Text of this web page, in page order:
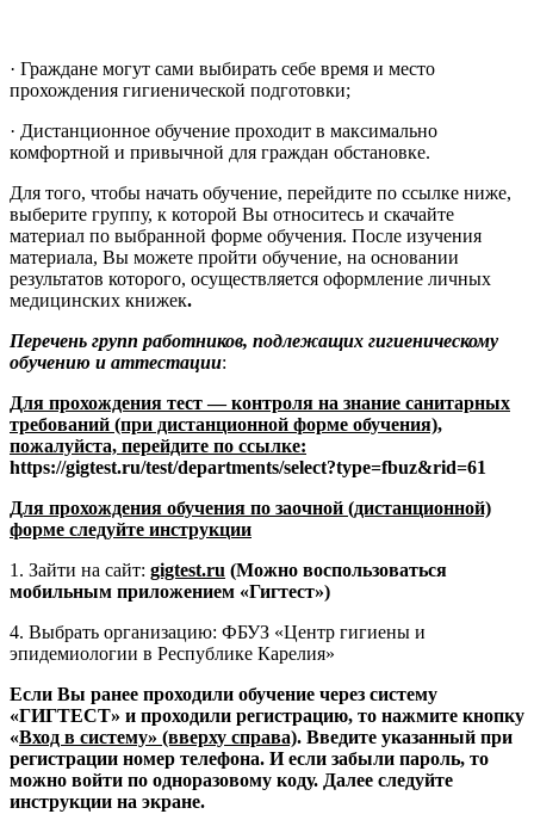
· Граждане могут сами выбирать себе время и место
прохождения гигиенической подготовки;
· Дистанционное обучение проходит в максимально
комфортной и привычной для граждан обстановке.
Для того, чтобы начать обучение, перейдите по ссылке ниже,
выберите группу, к которой Вы относитесь и скачайте
материал по выбранной форме обучения. После изучения
материала, Вы можете пройти обучение, на основании
результатов которого, осуществляется оформление личных
медицинских книжек.
Перечень групп работников, подлежащих гигиеническому
обучению и аттестации:
Для прохождения тест — контроля на знание санитарных
требований (при дистанционной форме обучения),
пожалуйста, перейдите по ссылке:
https://gigtest.ru/test/departments/select?type=fbuz&rid=61
Для прохождения обучения по заочной (дистанционной)
форме следуйте инструкции
1. Зайти на сайт: gigtest.ru (Можно воспользоваться
мобильным приложением «Гигтест»)
4. Выбрать организацию: ФБУЗ «Центр гигиены и
эпидемиологии в Республике Карелия»
Если Вы ранее проходили обучение через систему
«ГИГТЕСТ» и проходили регистрацию, то нажмите кнопку
«Вход в систему» (вверху справа). Введите указанный при
регистрации номер телефона. И если забыли пароль, то
можно войти по одноразовому коду. Далее следуйте
инструкции на экране.